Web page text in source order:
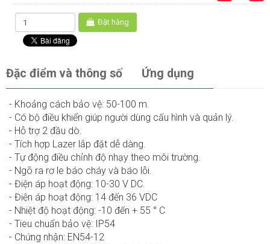
Đặt hàng
Đặc điểm và thông số Ứng dụng
- Khoảng cách bảo vệ: 50-100 m.
- Có bộ điều khiển giúp người dùng cấu hình và quản lý.
- Hỗ trợ 2 đầu dò.
- Tích hợp Lazer lắp đặt dễ dàng.
- Tự động điều chỉnh độ nhạy theo môi trường.
- Ngõ ra rơ le báo cháy và báo lỗi.
- Điện áp hoạt động: 10-30 V DC.
- Điện áp hoạt động: 14 đến 36 VDC
- Nhiệt độ hoạt động: -10 đến + 55 ° C
- Tieu chuẩn bảo vệ: IP54
- Chứng nhận: EN54-12